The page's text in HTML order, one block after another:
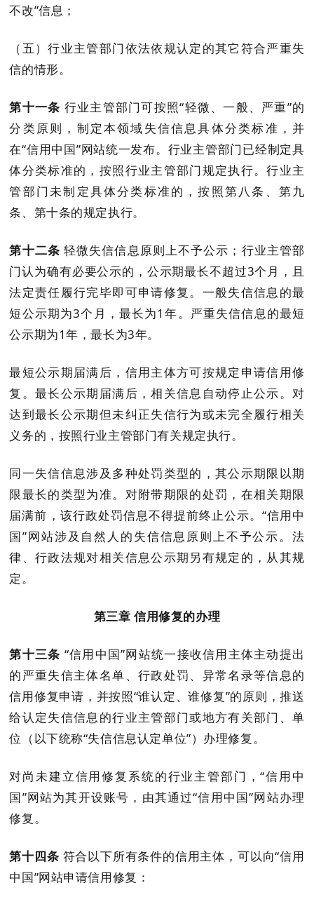
不改”信息；
（五）行业主管部门依法依规认定的其它符合严重失
信的情形。
第十一条 行业主管部门可按照“轻微、一般、严重”的
分类原则，制定本领域失信信息具体分类标准，并
在“信用中国”网站统一发布。行业主管部门已经制定具
体分类标准的，按照行业主管部门规定执行。行业主
管部门未制定具体分类标准的，按照第八条、第九
条、第十条的规定执行。
第十二条 轻微失信信息原则上不予公示；行业主管部
门认为确有必要公示的，公示期最长不超过3个月，且
法定责任履行完毕即可申请修复。一般失信信息的最
短公示期为3个月，最长为1 年。严重失信信息的最短
公示期为1年，最长为3年。
最短公示期届满后，信用主体方可按规定申请信用修
复。最长公示期届满后，相关信息自动停止公示。对
达到最长公示期但未纠正失信行为或未完全履行相关
义务的，按照行业主管部门有关规定执行。
同一失信信息涉及多种处罚类型的，其公示期限以期
限最长的类型为准。 对附带期限的处罚 ，在相关期限
届满前， 该行政处罚信息不得提前终止公示。 “信用中
国”网站涉及自然人的失信信息原则上不予公示。 法
律、行政法规对相关信息公示期另有规定的，从其规
定。
第三章 信用修复的办理
第十三条 “信用中国”网站统一接收信用主体主动提出
的严重失信主体名单、行政处罚、异常名录等信息的
信用修复申请，并按照“谁认定、谁修复”的原则，推送
给认定失信信息的行业主管部门或地方有关部门、单
位（以下统称“失信信息认定单位”）办理修复。
对尚未建立信用修复系统的行业主管部门，“信用中
国”网站为其开设账号，由其通过“信用中国”网站办理
修复。
第十四条 符合以下所有条件的信用主体，可以向“信用
中国”网站申请信用修复：